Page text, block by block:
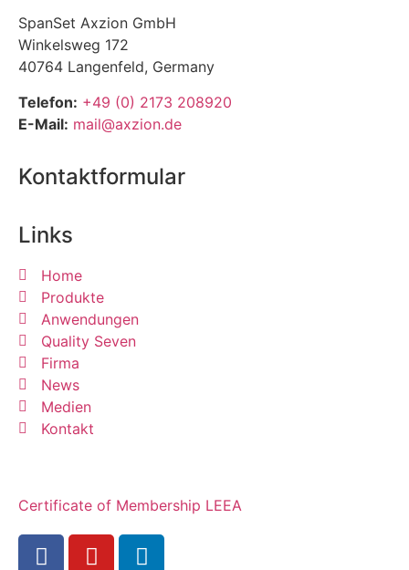
SpanSet Axzion GmbH
Winkelsweg 172
40764 Langenfeld, Germany
Telefon: +49 (0) 2173 208920
E-Mail: mail@axzion.de
Kontaktformular
Links
Home
Produkte
Anwendungen
Quality Seven
Firma
News
Medien
Kontakt
Certificate of Membership LEEA